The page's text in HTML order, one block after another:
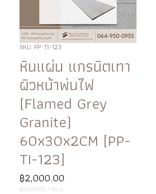
SKU: PP-TI-123
หินแผ่น แกรนิตเทา
ผิวหน้าพ่นไฟ
(Flamed Grey
Granite)
60x30x2CM [PP-
TI-123]
฿2,000.00
฿2,000.00 / 1ตร.ม.